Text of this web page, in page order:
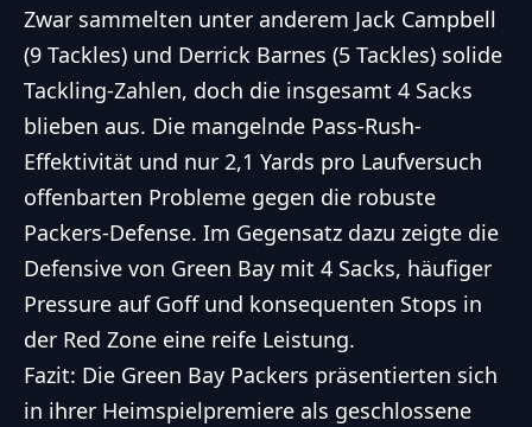
Zwar sammelten unter anderem Jack Campbell
(9 Tackles) und Derrick Barnes (5 Tackles) solide
Tackling-Zahlen, doch die insgesamt 4 Sacks
blieben aus. Die mangelnde Pass-Rush-
Effektivität und nur 2,1 Yards pro Laufversuch
offenbarten Probleme gegen die robuste
Packers-Defense. Im Gegensatz dazu zeigte die
Defensive von Green Bay mit 4 Sacks, häufiger
Pressure auf Goff und konsequenten Stops in
der Red Zone eine reife Leistung.
Fazit: Die Green Bay Packers präsentierten sich
in ihrer Heimspielpremiere als geschlossene